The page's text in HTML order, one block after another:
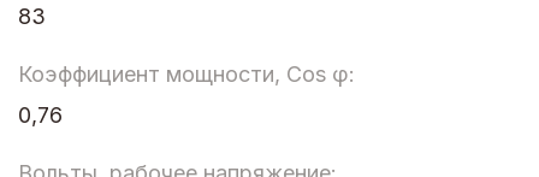
83
Коэффициент мощности, Cos φ:
0,76